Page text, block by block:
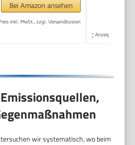
Bei Amazon ansehen
inkl. MwSt., zzgl. Versandkosten
* Anzeige
wir systematisch, wo beim